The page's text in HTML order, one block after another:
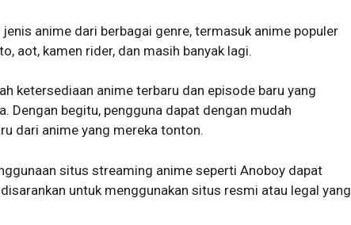
anime dari berbagai genre, termasuk anime populer
aot, kamen rider, dan masih banyak lagi.
ketersediaan anime terbaru dan episode baru yang
Dengan begitu, pengguna dapat dengan mudah
dari anime yang mereka tonton.
situs streaming anime seperti Anoboy dapat
untuk menggunakan situs resmi atau legal yang